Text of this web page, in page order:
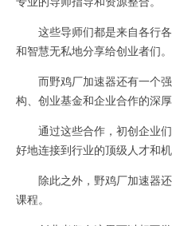
这些导师们都是来自各行各
和智慧无私地分享给创业者们。
而野鸡厂加速器还有一个强
构、创业基金和企业合作的深厚
通过这些合作，初创企业们
好地连接到行业的顶级人才和机
除此之外，野鸡厂加速器还
课程。